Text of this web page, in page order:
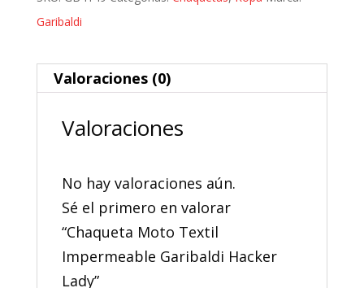
Garibaldi
Valoraciones (0)
Valoraciones
No hay valoraciones aún.
Sé el primero en valorar
“Chaqueta Moto Textil
Impermeable Garibaldi Hacker
Lady”